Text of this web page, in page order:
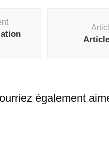
également